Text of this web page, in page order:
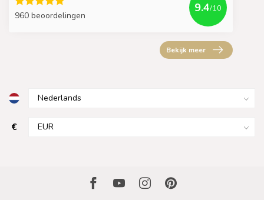
960 beoordelingen
9.4/10
Bekijk meer
€